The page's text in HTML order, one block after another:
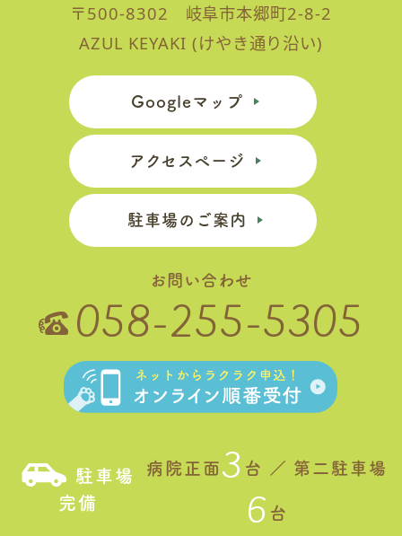
〒500-8302 岐阜市本郷町2-8-2
AZUL KEYAKI (けやき通り沿い)
Googleマップ
アクセスページ
駐車場のご案内
お問い合わせ
058-255-5305
駐車場
完備
病院正面 3 台 ／ 第二駐車場
6 台